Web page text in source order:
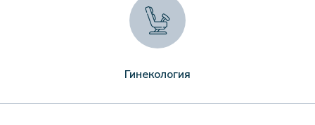
Гинекология